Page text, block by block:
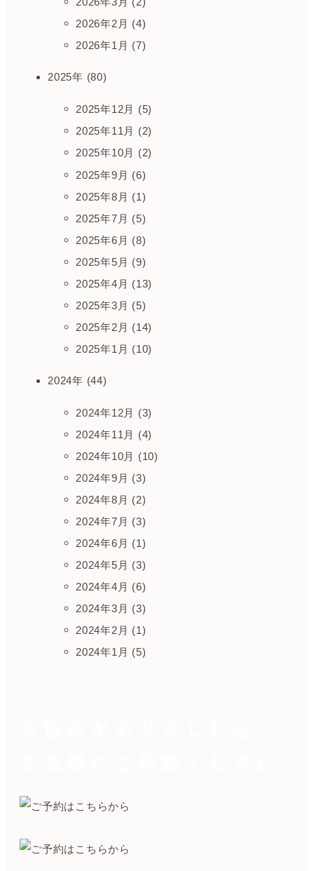
2026年2月 (4)
2026年1月 (7)
2025年 (80)
2025年12月 (5)
2025年11月 (2)
2025年10月 (2)
2025年9月 (6)
2025年8月 (1)
2025年7月 (5)
2025年6月 (8)
2025年5月 (9)
2025年4月 (13)
2025年3月 (5)
2025年2月 (14)
2025年1月 (10)
2024年 (44)
2024年12月 (3)
2024年11月 (4)
2024年10月 (10)
2024年9月 (3)
2024年8月 (2)
2024年7月 (3)
2024年6月 (1)
2024年5月 (3)
2024年4月 (6)
2024年3月 (3)
2024年2月 (1)
2024年1月 (5)